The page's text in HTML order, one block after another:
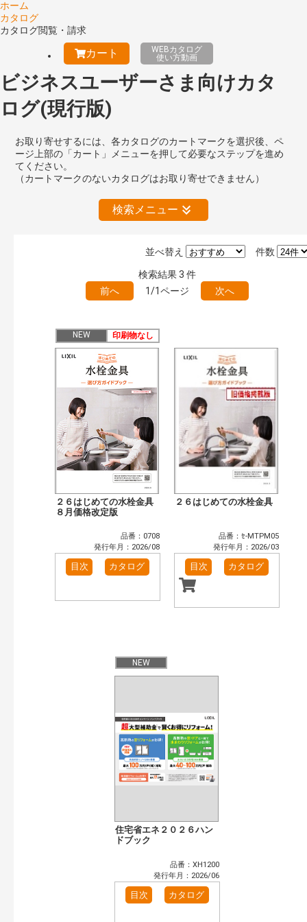
ホーム
カタログ
カタログ閲覧・請求
カート
WEBカタログ
使い方動画
ビジネスユーザーさま向けカタ
ログ(現行版)
お取り寄せするには、各カタログのカートマークを選択後、ペ
ージ上部の「カート」メニューを押して必要なステップを進め
てください。
（カートマークのないカタログはお取り寄せできません）
検索メニュー
絞り込みの解除
旧版（WEBカタログ）
キーワード検索（あいまい）
目次も検索 検 索
おすすめハッシュタグ
まずはここから（3）
リフォームおすすめ（3）
補助金・優遇制度を知る（1）
カタログ一覧＆使い方（1）
カテゴリー
インテリア建材（10）
エクステリア（3）
キッチン（5）
小型電気温水器（1）
水栓金具（3）
太陽光発電・屋根・外壁（5）
高性能住宅工法（4）
発行年で検索
件数
並べ替え
検索結果3 件
前へ
1/1ページ 次へ
NEW 印刷物なし
２６はじめての水栓金具
８月価格改定版
品番：0708
発行年月：2026/08
目次 カタログ
２６はじめての水栓金具
品番：ｾ-MTPM05
発行年月：2026/03
目次 カタログ
NEW
住宅省エネ２０２６ハン
ドブック
品番：XH1200
発行年月：2026/06
目次 カタログ